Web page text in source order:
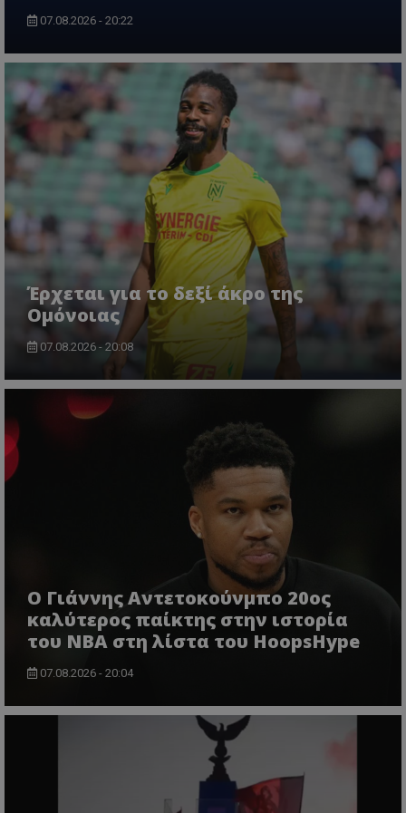
07.08.2026 - 20:22
Έρχεται για το δεξί άκρο της
Ομόνοιας
07.08.2026 - 20:08
Ο Γιάννης Αντετοκούνμπο 20ος
καλύτερος παίκτης στην ιστορία
του NBA στη λίστα του HoopsHype
07.08.2026 - 20:04